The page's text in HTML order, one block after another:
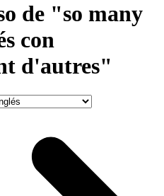
de "so many
con
d'autres"